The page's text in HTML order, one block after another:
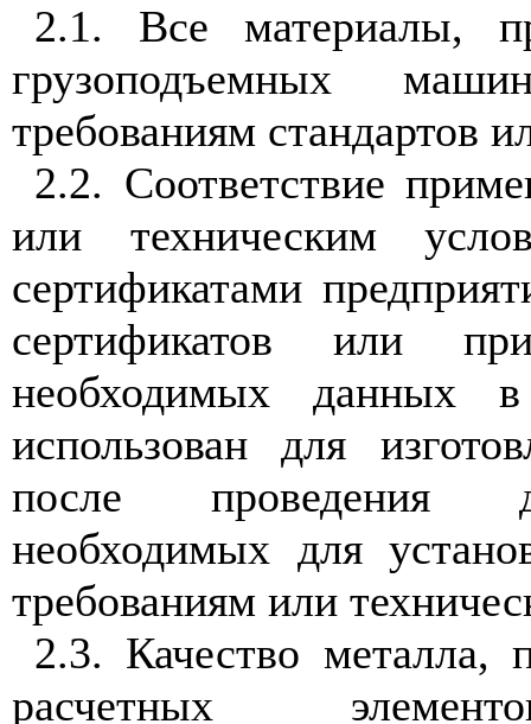
2.1. Все материалы,
грузоподъемных
требованиям стандартов
2.2. Соответствие
или техническим
сертификатами
сертификатов или
необходимых данных
использован для
после проведения
необходимых для
требованиям или
2.3. Качество металла,
расчетных